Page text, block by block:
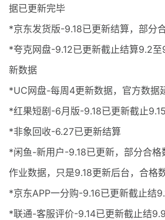
据已更新完毕
*京东发货版-9.18已更新结算，部分
*夸克网盘-9.12已更新截止结算9.2
新数据
*UC网盘-每周4更新数据，官方数据
*红果短剧-6月版-9.18已更新截止
*非象回收-6.27已更新结算
*闲鱼-新用户-9.18已更新，部分合格
作业数据，只是9.18更新后台，合格
*京东APP一分购-9.16已更新截止结
*联通-客服评价-9.14已更新截止结